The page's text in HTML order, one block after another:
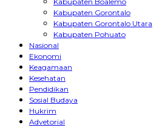
Kabupaten Gorontalo
Kabupaten Gorontalo Utara
Kabupaten Pohuato
Nasional
Ekonomi
Keagamaan
Kesehatan
Pendidikan
Sosial Budaya
Hukrim
Advetorial